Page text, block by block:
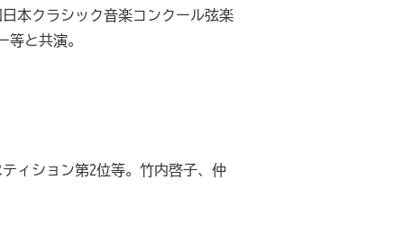
本クラシック音楽コンクール弦楽
と共演。
ィション第2位等。竹内啓子、仲